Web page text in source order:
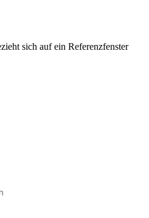
sich auf ein Referenzfenster